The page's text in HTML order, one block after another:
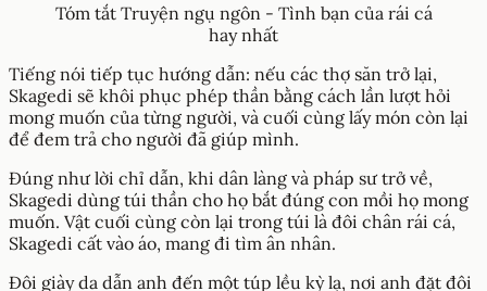
Tóm tắt Truyện ngụ ngôn - Tình bạn của rái cá
hay nhất
Tiếng nói tiếp tục hướng dẫn: nếu các thợ săn trở lại,
Skagedi sẽ khôi phục phép thần bằng cách lần lượt hỏi
mong muốn của từng người, và cuối cùng lấy món còn lại
để đem trả cho người đã giúp mình.
Đúng như lời chỉ dẫn, khi dân làng và pháp sư trở về,
Skagedi dùng túi thần cho họ bắt đúng con mồi họ mong
muốn. Vật cuối cùng còn lại trong túi là đôi chân rái cá,
Skagedi cất vào áo, mang đi tìm ân nhân.
Đôi giày da dẫn anh đến một túp lều kỳ lạ, nơi anh đặt đôi